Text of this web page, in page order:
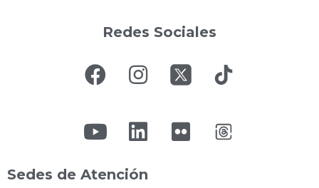
Redes Sociales
Sedes de Atención